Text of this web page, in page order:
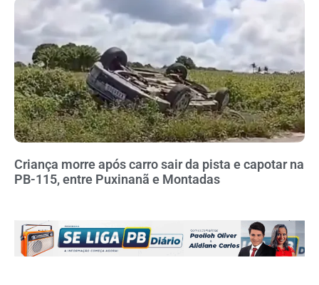
Criança morre após carro sair da pista e capotar na
PB-115, entre Puxinanã e Montadas